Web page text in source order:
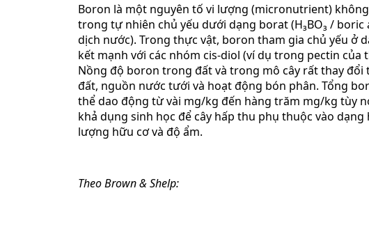
Boron là một nguyên tố vi lượng (micronutrient)
trong tự nhiên chủ yếu dưới dạng borat (H₃BO₃ /
dịch nước). Trong thực vật, boron tham gia chủ yếu ở
kết mạnh với các nhóm cis-diol (ví dụ trong pectin của
Nồng độ boron trong đất và trong mô cây rất thay đổi
đất, nguồn nước tưới và hoạt động bón phân. Tổng
thể dao động từ vài mg/kg đến hàng trăm mg/kg tùy
khả dụng sinh học để cây hấp thu phụ thuộc vào dạng
lượng hữu cơ và độ ẩm.
Theo Brown & Shelp: